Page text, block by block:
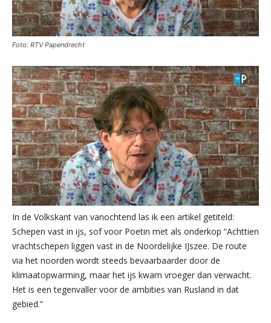
Foto: RTV Papendrecht
In de Volkskant van vanochtend las ik een artikel getiteld:
Schepen vast in ijs, sof voor Poetin met als onderkop “Achttien
vrachtschepen liggen vast in de Noordelijke IJszee. De route
via het noorden wordt steeds bevaarbaarder door de
klimaatopwarming, maar het ijs kwam vroeger dan verwacht.
Het is een tegenvaller voor de ambities van Rusland in dat
gebied.”